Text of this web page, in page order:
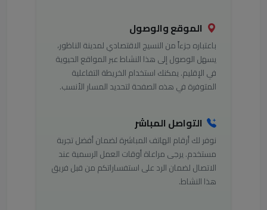
الموقع والوصول
باعتباره جزءاً من النسيج الاقتصادي لمدينة الناظور،
يسهل الوصول إلى هذا النشاط عبر المواقع الحيوية
في الإقليم. يمكنك استخدام الخريطة التفاعلية
المتوفرة في هذه الصفحة لتحديد المسار الأنسب.
التواصل المباشر
نوفر لك أرقام الهاتف المباشرة لضمان أفضل تجربة
مستخدم. يرجى مراعاة أوقات العمل الرسمية عند
الاتصال لضمان الرد على استفساراتكم من قبل فريق
هذا النشاط.